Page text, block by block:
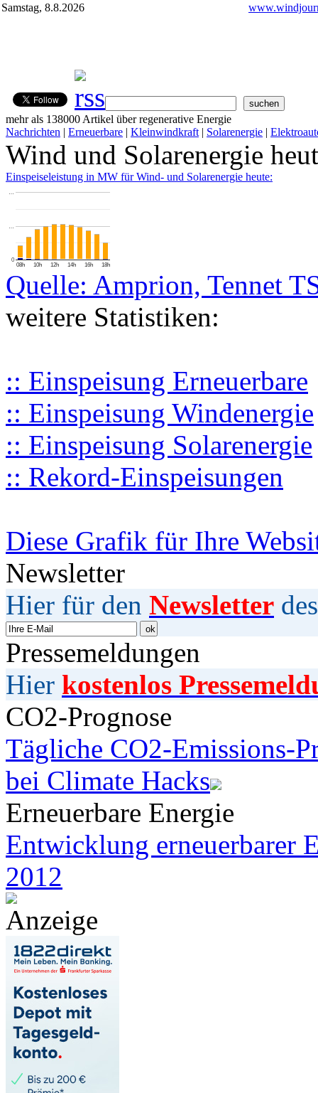
Samstag, 8.8.2026
mehr als 138000 Artikel über regenerative Energie
Nachrichten | Erneuerbare | Kleinwindkraft | Solarenergie |
Wind und Solarenergie
Einspeiseleistung in MW für Wind- und Solarenergie heute:
08h 10h 12h 14h 16h 18h
0
…
…
Quelle: Amprion, Tennet
weitere Statistiken:
:: Einspeisung Erneuerbare
:: Einspeisung Windenergie
:: Einspeisung Solarenergie
:: Rekord-Einspeisungen
Diese Grafik für Ihre
Newsletter
Hier für den Newsletter
Pressemeldungen
Hier kostenlos
CO2-Prognose
Tägliche CO2-Emissions-
bei Climate Hacks
Erneuerbare Energie
Entwicklung erneuerbarer
2012
Anzeige